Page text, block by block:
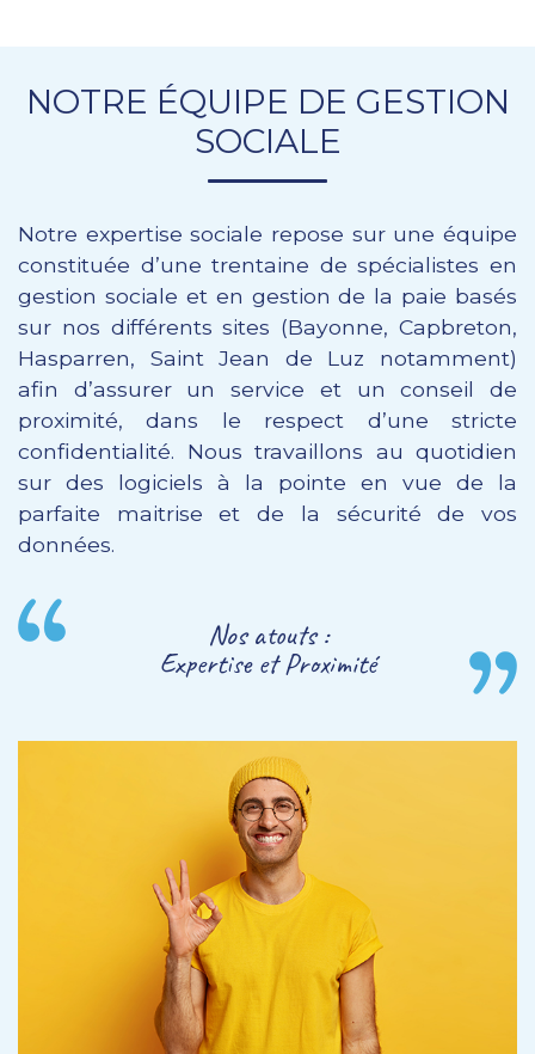
NOTRE ÉQUIPE DE GESTION
SOCIALE
Notre expertise sociale repose sur une équipe
constituée d’une trentaine de spécialistes en
gestion sociale et en gestion de la paie basés
sur nos différents sites (Bayonne, Capbreton,
Hasparren, Saint Jean de Luz notamment)
afin d’assurer un service et un conseil de
proximité, dans le respect d’une stricte
confidentialité. Nous travaillons au quotidien
sur des logiciels à la pointe en vue de la
parfaite maitrise et de la sécurité de vos
données.
Nos atouts :
Expertise et Proximité